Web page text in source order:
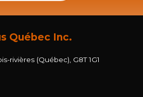
Québec Inc.
rivières (Québec), G8T 1G1